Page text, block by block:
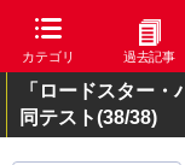
カテゴリ 過去記事
「ロードスター
同テスト(38/38)